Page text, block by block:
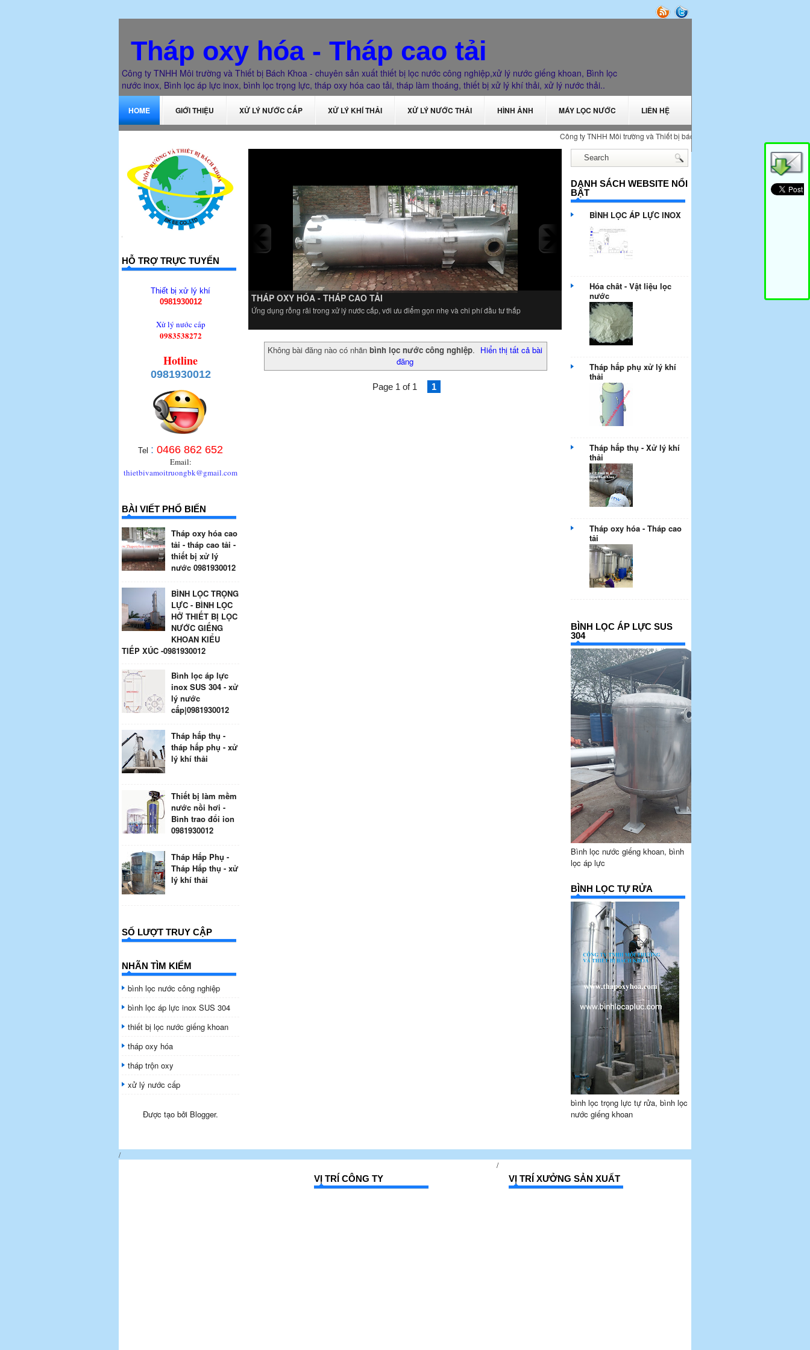
Tháp oxy hóa - Tháp cao tải
Công ty TNHH Môi trường và Thiết bị Bách Khoa - chuyên sản xuất thiết bị lọc nước công nghiệp,xử lý nước giếng khoan, Bình lọc
nước inox, Bình lọc áp lực inox, bình lọc trọng lực, tháp oxy hóa cao tải, tháp làm thoáng, thiết bị xử lý khí thải, xử lý nước thải..
HOME GIỚI THIỆU XỬ LÝ NƯỚC CẤP XỬ LÝ KHÍ THẢI XỬ LÝ NƯỚC THẢI HÌNH ẢNH MÁY LỌC NƯỚC LIÊN HỆ
Công ty TNHH Môi trường và Thiết bị bách khoa cung cấp thiết bị xử lý nước
HỖ TRỢ TRỰC TUYẾN
Thiết bị xử lý khí
0981930012
Xử lý nước cấp
0983538272
Hotline
0981930012
Tel : 0466 862 652
Email:
thietbivamoitruongbk@gmail.com
BÀI VIẾT PHỔ BIẾN
Tháp oxy hóa cao
tải - tháp cao tải -
thiết bị xử lý
nước 0981930012
BÌNH LỌC TRỌNG
LỰC - BÌNH LỌC
HỞ THIẾT BỊ LỌC
NƯỚC GIẾNG
KHOAN KIỂU
TIẾP XÚC -0981930012
Bình lọc áp lực
inox SUS 304 - xử
lý nước
cấp|0981930012
Tháp hấp thụ -
tháp hấp phụ - xử
lý khí thải
Thiết bị làm mềm
nước nồi hơi -
Bình trao đổi ion
0981930012
Tháp Hấp Phụ -
Tháp Hấp thụ - xử
lý khí thải
SỐ LƯỢT TRUY CẬP
NHÃN TÌM KIẾM
bình lọc nước công nghiệp
bình lọc áp lực inox SUS 304
thiết bị lọc nước giếng khoan
tháp oxy hóa
tháp trộn oxy
xử lý nước cấp
Được tạo bởi Blogger.
THÁP OXY HÓA - THÁP CAO TẢI
Ứng dụng rỗng rãi trong xử lý nước cấp, với ưu điểm gọn nhẹ và chi phí đầu tư thấp
Không bài đăng nào có nhãn bình lọc nước công nghiệp. Hiển thị tất cả bài
đăng
Page 1 of 1 1
DANH SÁCH WEBSITE NỔI
BẬT
BÌNH LỌC ÁP LỰC INOX
Hóa chât - Vật liệu lọc
nước
Tháp hấp phụ xử lý khí
thải
Tháp hấp thụ - Xử lý khí
thải
Tháp oxy hóa - Tháp cao
tải
BÌNH LỌC ÁP LỰC SUS
304
Bình lọc nước giếng khoan, bình
lọc áp lực
BÌNH LỌC TỰ RỬA
bình lọc trọng lực tự rửa, bình lọc
nước giếng khoan
/
/
VỊ TRÍ CÔNG TY
VỊ TRÍ XƯỞNG SẢN XUẤT